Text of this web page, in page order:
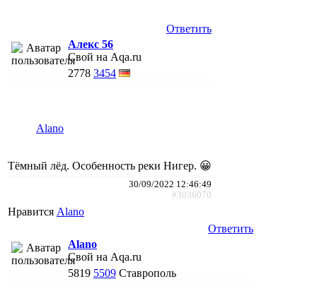
Ответить
Алекс 56
Свой на Aqa.ru
2778 3454
Alano
Тёмный лёд. Особенность реки Нигер. 😀
30/09/2022 12:46:49
#3036070
Нравится Alano
Ответить
Alano
Свой на Aqa.ru
5819 5509 Ставрополь